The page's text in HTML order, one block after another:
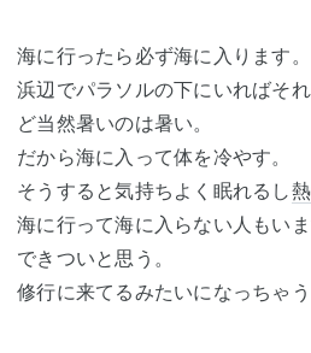
海に行ったら必ず海に入ります。
浜辺でパラソルの下にいればそ
ど当然暑いのは暑い。
だから海に入って体を冷やす。
そうすると気持ちよく眠れるし
海に行って海に入らない人もい
できついと思う。
修行に来てるみたいになっちゃう